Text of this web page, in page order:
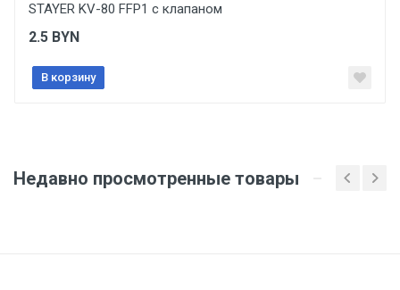
Товар соответствует требованиям технических
регламентов ТР ТС (ЕАЭС). Сведения о номере
сертификата/декларации соответствия содержатся
в сопроводительной документации к товару и
STAYER KV-80 FFP1 с клапаном
2.5 BYN
В корзину
Недавно просмотренные товары